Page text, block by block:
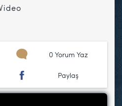
0 Yorum Yaz
Paylaş